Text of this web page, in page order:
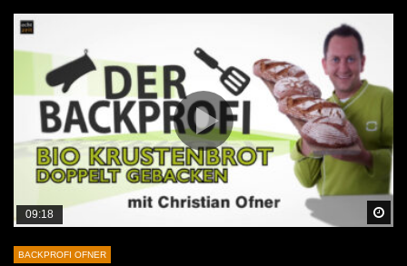
09:18
BACKPROFI OFNER